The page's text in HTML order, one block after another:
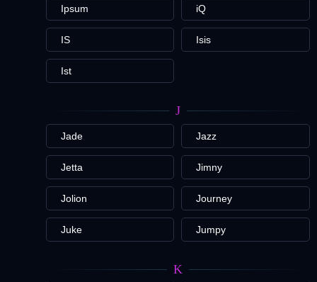
Ipsum iQ
IS Isis
Ist
J
Jade Jazz
Jetta Jimny
Jolion Journey
Juke Jumpy
K